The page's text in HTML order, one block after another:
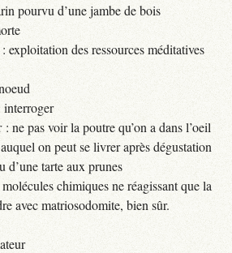
pourvu d’une jambe de bois
des ressources méditatives
interroger
ne pas voir la poutre qu’on a dans l’oeil
on peut se livrer après dégustation
d’une tarte aux prunes
chimiques ne réagissant que la
avec matriosodomite, bien sûr.